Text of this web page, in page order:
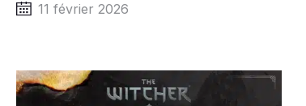
11 février 2026